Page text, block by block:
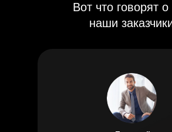
Вот что говорят о
наши